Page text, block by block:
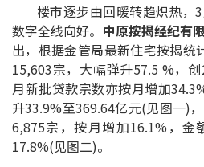
置业预算
供款年期计算
工商铺按揭计算
印花税计算
楼市逐步由回暖转趋炽热，3
数字全线向好。 中原按揭经纪有
出，根据金管局最新住宅按揭统
15,603宗，大幅弹升57.5 %，
月新批贷款宗数亦按月增加
升33.9%至369.64亿元(见图一)
6,875宗，按月增加16.1%，金
17.8%(见图二)。